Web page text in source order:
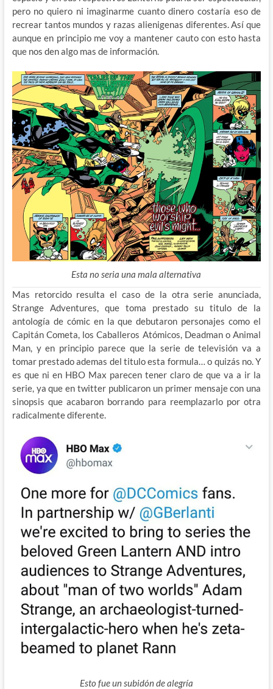
pero no quiero ni imaginarme cuanto dinero costaría eso de
recrear tantos mundos y razas alienigenas diferentes. Así que
aunque en principio me voy a mantener cauto con esto hasta
que nos den algo mas de información.
Esta no seria una mala alternativa
Mas retorcido resulta el caso de la otra serie anunciada,
Strange Adventures, que toma prestado su titulo de la
antología de cómic en la que debutaron personajes como el
Capitán Cometa, los Caballeros Atómicos, Deadman o Animal
Man, y en principio parece que la serie de televisión va a
tomar prestado ademas del titulo esta formula… o quizás no. Y
es que ni en HBO Max parecen tener claro de que va a ir la
serie, ya que en twitter publicaron un primer mensaje con una
sinopsis que acabaron borrando para reemplazarlo por otra
radicalmente diferente.
Esto fue un subidón de alegría